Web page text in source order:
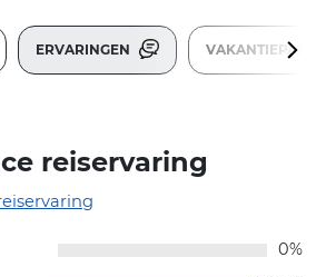
ERVARINGEN
reiservaring
0%